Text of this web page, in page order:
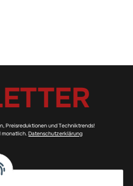
Preisreduktionen und Techniktrends!
monatlich.Datenschutzerklärung